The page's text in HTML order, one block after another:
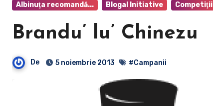
Albinuţa recomandă... Blogal Initiative Competiţii
Brandu’ lu’ Chinezu
De 5 noiembrie 2013 #Campanii